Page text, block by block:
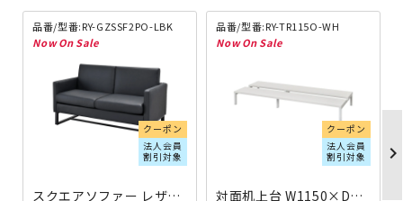
品番/型番:RY-GZSSF2PO-LBK
クーポン
法人会員
割引対象
スクエアソファー レザータイプ 2人掛け W1320×D640×H737 ブラック RY-GZSSF2PO-LBK | 132286
品番/型番:RY-TR115O-WH
クーポン
法人会員
割引対象
対面机上台 W1150×D500×H150 ホワイトA RY-TR115O-WH | 100394
chevron_right